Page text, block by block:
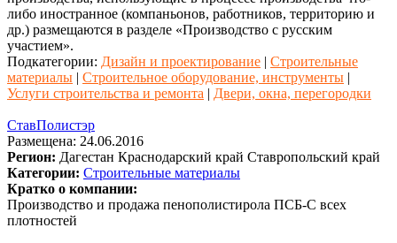
либо иностранное (компаньонов, работников, территорию и
др.) размещаются в разделе «Производство с русским
участием».
Подкатегории: Дизайн и проектирование | Строительные
материалы | Строительное оборудование, инструменты |
Услуги строительства и ремонта | Двери, окна, перегородки
СтавПолистэр
Размещена: 24.06.2016
Регион: Дагестан Краснодарский край Ставропольский край
Категории: Строительные материалы
Кратко о компании:
Производство и продажа пенополистирола ПСБ-С всех
плотностей